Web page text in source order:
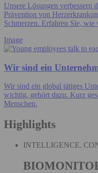
Unsere Lösungen verbessern
Prävention von
Schmerzen. Erfahren Sie,
Image
Wir sind ein
Wir sind ein global tätiges
wichtig, gehört dazu. Kurz
Menschen.
Highlights
INTELLIGENCE.